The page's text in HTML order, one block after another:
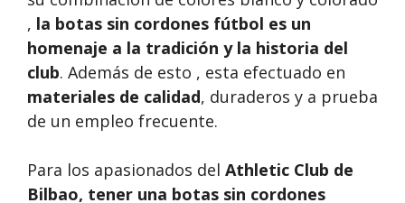
, la botas sin cordones fútbol es un
homenaje a la tradición y la historia del
club. Además de esto , esta efectuado en
materiales de calidad, duraderos y a prueba
de un empleo frecuente.
Para los apasionados del Athletic Club de
Bilbao, tener una botas sin cordones